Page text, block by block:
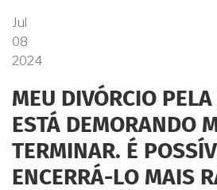
Jul
08
2024
MEU DIVÓRCIO PELA
ESTÁ DEMORANDO
TERMINAR. É
ENCERRÁ-LO MAIS